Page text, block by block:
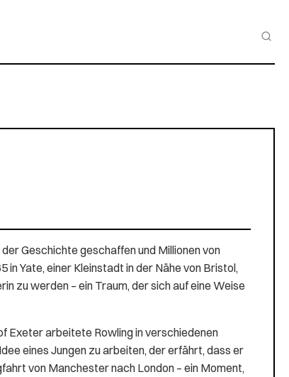
Geschichte geschaffen und Millionen von
Yate, einer Kleinstadt in der Nähe von Bristol,
zu werden – ein Traum, der sich auf eine Weise
Exeter arbeitete Rowling in verschiedenen
eines Jungen zu arbeiten, der erfährt, dass er
von Manchester nach London – ein Moment,